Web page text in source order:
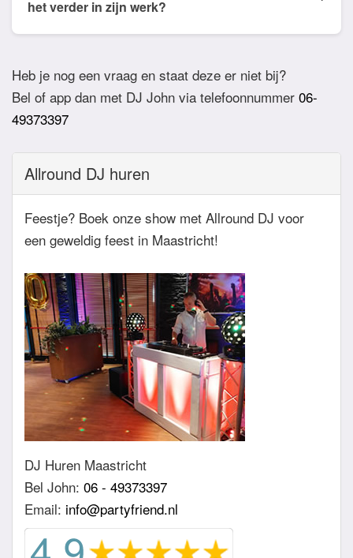
het verder in zijn werk?
zodat het feest definitief geboekt is. Wij vragen
overigens geen aanbetaling. Tegen die dat het
feest eraan komt zullen we nog even contact
hebben betreft de muziekwensen en de planning
van de avond. Daarnaast zijn wij altijd bereikbaar
zowel telefonisch, via e-mail of de app.
Heb je nog een vraag en staat deze er niet bij?
Bel of app dan met DJ John via telefoonnummer 06-
49373397
Allround DJ huren
Feestje? Boek onze show met Allround DJ voor
een geweldig feest in Maastricht!
DJ Huren Maastricht
Bel John: 06 - 49373397
Email: info@partyfriend.nl